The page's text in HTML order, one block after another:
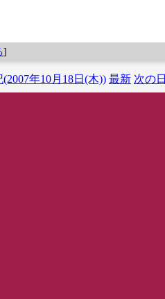
]
年10月18日(木)) 最新 次の